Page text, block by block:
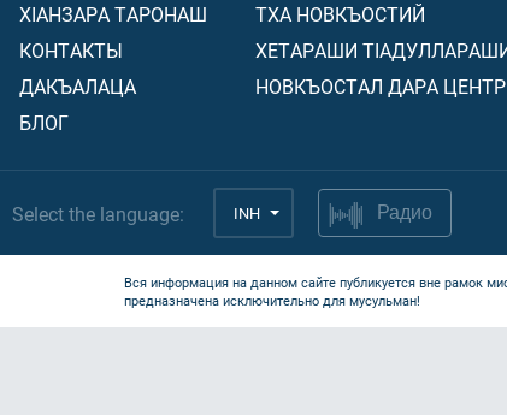
ХIАНЗАРА ТАРОНАШ
КОНТАКТЫ
ДАКЪАЛАЦА
БЛОГ
ТХА НОВКЪОСТИЙ
ХЕТАРАШИ
НОВКЪОСТАЛ ДАРА ЦЕНТР
Select the language: INH Радио
Вся информация на данном сайте публикуется вне рамок
предназначена исключительно для мусульман!